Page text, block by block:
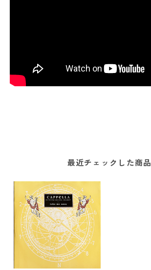
最近チェックした商品